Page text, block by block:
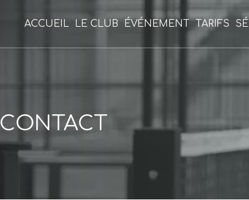
ACCUEIL LE CLUB ÉVÉNEMENT TARIFS
CONTACT